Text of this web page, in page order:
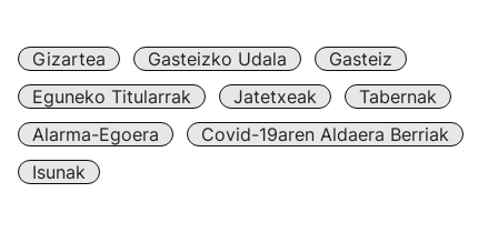
Gizartea Gasteizko Udala
Gasteiz
Eguneko Titularrak
Jatetxeak
Tabernak
Alarma-Egoera
Covid-19aren Aldaera Berriak
Isunak